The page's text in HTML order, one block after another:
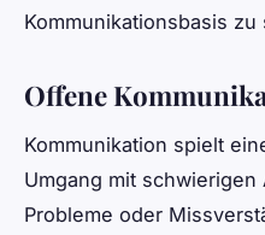
Kommunikationsbasis zu
Offene
Kommunikation spielt
Umgang mit schwierigen
Probleme oder